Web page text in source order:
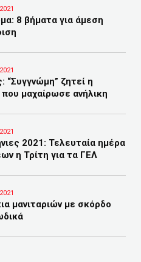
8 βήματα για άμεση
“Συγγνώμη” ζητεί η
που μαχαίρωσε ανήλικη
2021: Τελευταία ημέρα
η Τρίτη για τα ΓΕΛ
μανιταριών με σκόρδο